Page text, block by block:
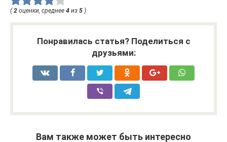
( 2 оценки, среднее 4 из 5 )
Понравилась статья? Поделиться с
друзьями:
Вам также может быть интересно